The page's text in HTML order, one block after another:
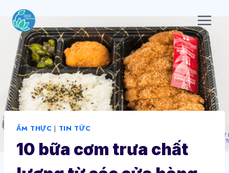
content
ẨM THỰC | TIN TỨC
10 bữa cơm trưa chất